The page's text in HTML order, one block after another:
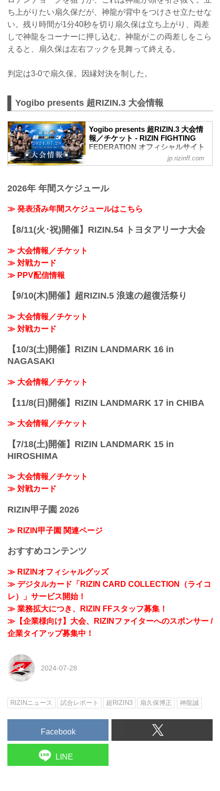
ち上がりたい扇久保だが、神龍が背中をつけさせ立たせな
い。残り時間が1分40秒を切り扇久保は立ち上がり、両差
しで神龍をコーナーに押し込む。神龍がこの両差しをこら
えると、扇久保は左右フックを見舞って終える。
判定は3-0で扇久保。因縁対決を制した。
Yogibo presents 超RIZIN.3 大会情報
Yogibo presents 超RIZIN.3 大会情
報／チケット - RIZIN FIGHTING
FEDERATION オフィシャルサイト
【Trailer】Yogibo presents 超RIZIN.3 / 朝
youtu.be
開催日時
2024年7月28日（日）12:00開場／14:00開
ご了承ください。
会場
jp.rizinff.com
2026年 年間スケジュール
≫ 発表済み年間スケジュールはこちら
【8/11(火･祝)開催】RIZIN.54 トヨタアリーナ大会
≫ 大会情報／チケット
≫ 対戦カード
≫ PPV配信情報
【9/10(木)開催】超RIZIN.5 浪速の超復活祭り
≫ 大会情報／チケット
≫ 対戦カード
【10/3(土)開催】RIZIN LANDMARK 16 in
NAGASAKI
≫ 大会情報／チケット
【11/8(日)開催】RIZIN LANDMARK 17 in CHIBA
≫ 大会情報／チケット
【7/18(土)開催】RIZIN LANDMARK 15 in
HIROSHIMA
≫ 大会情報／チケット
≫ 対戦カード
RIZIN甲子園 2026
≫ RIZIN甲子園 関連ページ
おすすめコンテンツ
≫ RIZINオフィシャルグッズ
≫ デジタルカード「RIZIN CARD COLLECTION（ライコ
レ）」サービス開始！
≫ 業務拡大につき、RIZIN FFスタッフ募集！
≫【企業様向け】大会、RIZINファイターへのスポンサー /
企業タイアップ募集中！
2024-07-28
RIZINニュース 試合レポート 超RIZIN3 扇久保博正 神龍誠
Facebook
LINE